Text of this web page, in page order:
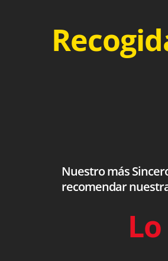
Nuestro más
recomendar